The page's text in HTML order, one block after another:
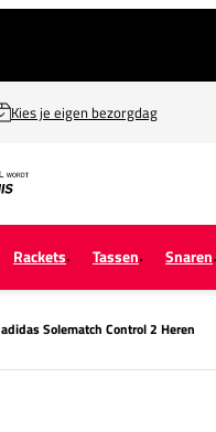
Kies je eigen bezorgdag
Rackets Tassen Snaren
adidas Solematch Control 2 Heren